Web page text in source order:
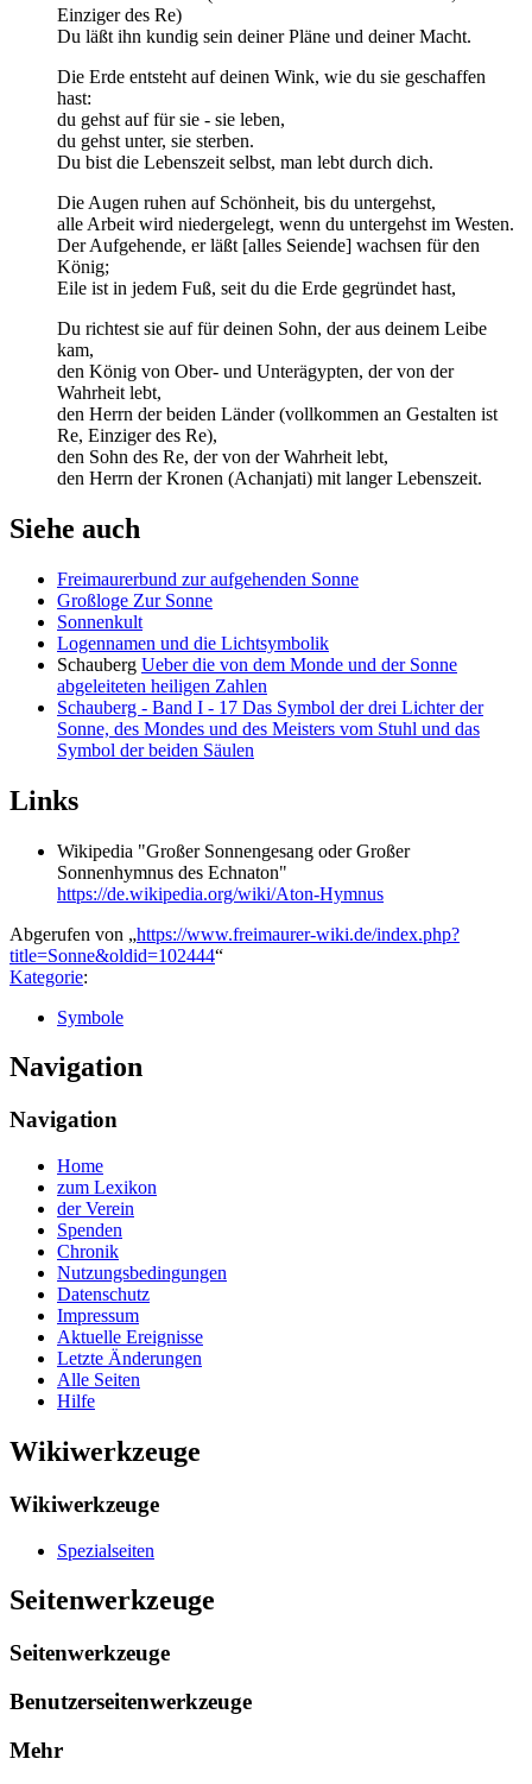
Einziger des Re)
Du läßt ihn kundig sein deiner Pläne und deiner Macht.
Die Erde entsteht auf deinen Wink, wie du sie geschaffen
hast:
du gehst auf für sie - sie leben,
du gehst unter, sie sterben.
Du bist die Lebenszeit selbst, man lebt durch dich.
Die Augen ruhen auf Schönheit, bis du untergehst,
alle Arbeit wird niedergelegt, wenn du untergehst im Westen.
Der Aufgehende, er läßt [alles Seiende] wachsen für den
König;
Eile ist in jedem Fuß, seit du die Erde gegründet hast,
Du richtest sie auf für deinen Sohn, der aus deinem Leibe
kam,
den König von Ober- und Unterägypten, der von der
Wahrheit lebt,
den Herrn der beiden Länder (vollkommen an Gestalten ist
Re, Einziger des Re),
den Sohn des Re, der von der Wahrheit lebt,
den Herrn der Kronen (Achanjati) mit langer Lebenszeit.
Siehe auch
Freimaurerbund zur aufgehenden Sonne
Großloge Zur Sonne
Sonnenkult
Logennamen und die Lichtsymbolik
Schauberg Ueber die von dem Monde und der Sonne
abgeleiteten heiligen Zahlen
Schauberg - Band I - 17 Das Symbol der drei Lichter der
Sonne, des Mondes und des Meisters vom Stuhl und das
Symbol der beiden Säulen
Links
Wikipedia "Großer Sonnengesang oder Großer
Sonnenhymnus des Echnaton"
https://de.wikipedia.org/wiki/Aton-Hymnus
Abgerufen von „https://www.freimaurer-wiki.de/index.php?
title=Sonne&oldid=102444“
Kategorie:
Symbole
Navigation
Navigation
Home
zum Lexikon
der Verein
Spenden
Chronik
Nutzungsbedingungen
Datenschutz
Impressum
Aktuelle Ereignisse
Letzte Änderungen
Alle Seiten
Hilfe
Wikiwerkzeuge
Wikiwerkzeuge
Spezialseiten
Seitenwerkzeuge
Seitenwerkzeuge
Benutzerseitenwerkzeuge
Mehr